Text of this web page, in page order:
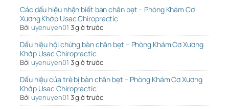
Các dấu hiệu nhận biết bàn chân bẹt – Phòng Khám Cơ
Xương Khớp Usac Chiropractic
Bởi uyenuyen01 3 giờ trước
Dấu hiệu hội chứng bàn chân bẹt – Phòng Khám Cơ Xương
Khớp Usac Chiropractic
Bởi uyenuyen01 3 giờ trước
Dấu hiệu của trẻ bị bàn chân bẹt – Phòng Khám Cơ Xương
Khớp Usac Chiropractic
Bởi uyenuyen01 3 giờ trước